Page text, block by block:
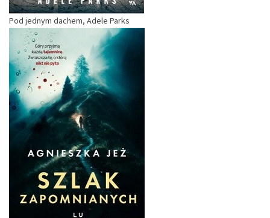
Pod jednym dachem, Adele Parks